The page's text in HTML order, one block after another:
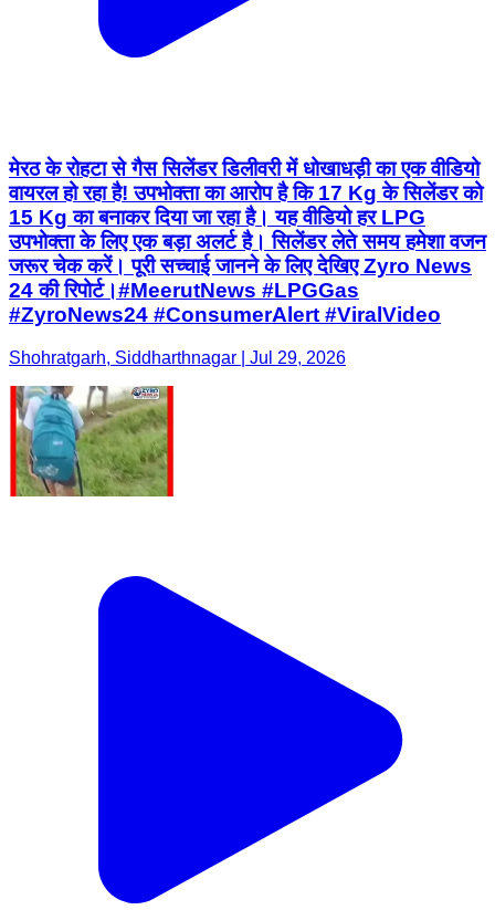
मेरठ के रोहटा से गैस सिलेंडर डिलीवरी में धोखाधड़ी का एक वीडियो
वायरल हो रहा है! उपभोक्ता का आरोप है कि 17 Kg के सिलेंडर को
15 Kg का बनाकर दिया जा रहा है। यह वीडियो हर LPG
उपभोक्ता के लिए एक बड़ा अलर्ट है। सिलेंडर लेते समय हमेशा वजन
जरूर चेक करें। पूरी सच्चाई जानने के लिए देखिए Zyro News
24 की रिपोर्ट। ​#MeerutNews #LPGGas
#ZyroNews24 #ConsumerAlert #ViralVideo
Shohratgarh, Siddharthnagar | Jul 29, 2026